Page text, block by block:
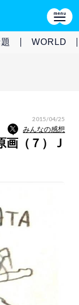
WORLD
2015/04/25
みんなの感想
画（７）Ｊ